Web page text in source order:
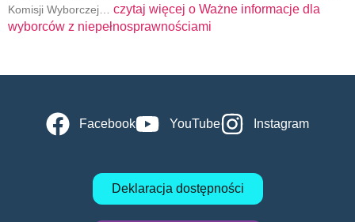
Komisji Wyborczej… czytaj więcej o Ważne informacje dla
wyborców z niepełnosprawnościami
Facebook YouTube Instagram
Deklaracja dostępności